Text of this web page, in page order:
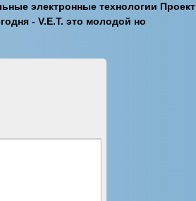
электронные технологии Проект
- V.E.T. это молодой но